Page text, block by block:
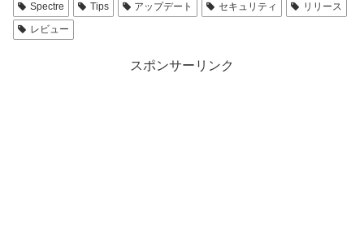
Spectre
Tips アップデート セキュリティ
リリース
レビュー
スポンサーリンク